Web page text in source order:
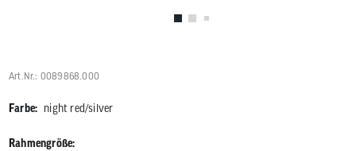
Art.Nr.: 0089868.000
Farbe: night red/silver
Rahmengröße: